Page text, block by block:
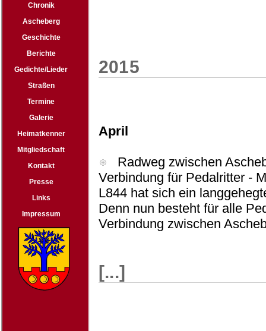
2015
April
Radweg zwischen
Verbindung für Pedalritter -
L844 hat sich ein
Denn nun besteht für alle
Verbindung zwischen
[...]